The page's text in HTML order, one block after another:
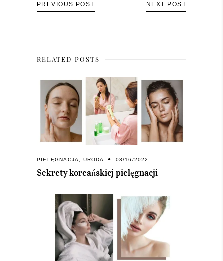
PREVIOUS POST NEXT POST
RELATED POSTS
PIELĘGNACJA URODA 03/16/2022
Sekrety koreańskiej pielęgnacji